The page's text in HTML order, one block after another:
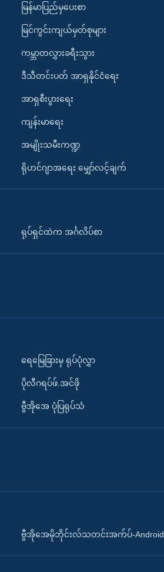
မြန်မာပြည်မှပေးစာ
မြင်ကွင်းကျယ်မှတ်စုများ
ကမ္ဘာတလွှားခရီးသွား
ဒီသီတင်းပတ် အာရှနိုင်ငံရေး
အာရှစီးပွားရေး
ကျန်းမာရေး
အမျိုးသမီးကဏ္ဍ
ရိုဟင်ဂျာအရေး မျှော်လင့်ချက်
ရုပ်ရှင်ထဲက အင်္ဂလိပ်စာ
ရေမြေခြားမှ ရုပ်ပုံလွှာ
ပိုလီဂရပ်ဖ်.အင်ဖို
ဗွီအိုအေ ပုံပြရုပ်သံ
ဗွီအိုအေမိုဘိုင်းလ်သတင်းအက်ပ်-Android